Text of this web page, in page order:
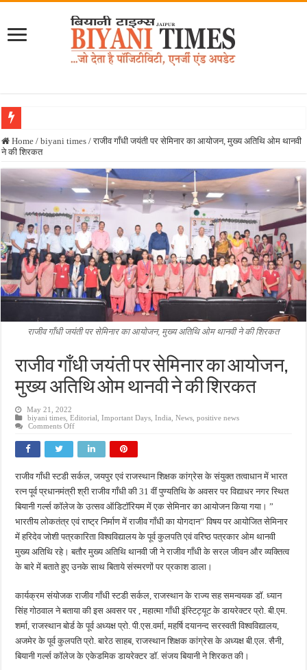
Home / biyani times / राजीव गाँधी जयंती पर सेमिनार का आयोजन, मुख्य अतिथि ओम थानवी
ने की शिरकत
राजीव गाँधी जयंती पर सेमिनार का आयोजन, मुख्य अतिथि ओम थानवी ने की शिरकत
राजीव गाँधी जयंती पर सेमिनार का आयोजन,
मुख्य अतिथि ओम थानवी ने की शिरकत
May 21, 2022
biyani times ,Editorial ,Important Days ,India ,News ,positive news
Comments Offon
गाँधी
जयंती
पर
का
आयोजन,
मुख्य
अतिथि
थानवी
की
शिरकत
राजीव गाँधी स्टडी सर्कल, जयपुर एवं राजस्थान शिक्षक कांग्रेस के संयुक्त तत्वाधान में भारत
रत्न पूर्व प्रधानमंत्री श्री राजीव गाँधी की 31 वीं पुण्यतिथि के अवसर पर विद्याधर नगर स्थित
बियानी गर्ल्स कॉलेज के उत्सव ऑडिटॉरियम में एक सेमिनार का आयोजन किया गया। ”
भारतीय लोकतंत्र एवं राष्ट्र निर्माण में राजीव गाँधी का योगदान” विषय पर आयोजित सेमिनार
में हरिदेव जोशी पत्रकारिता विश्वविद्यालय के पूर्व कुलपति एवं वरिष्ठ पत्रकार ओम थानवी
मुख्य अतिथि रहे। बतौर मुख्य अतिथि थानवी जी ने राजीव गाँधी के सरल जीवन और व्यक्तित्व
के बारे में बताते हुए उनके साथ बिताये संस्मरणों पर प्रकाश डाला।
कार्यक्रम संयोजक राजीव गाँधी स्टडी सर्कल, राजस्थान के राज्य सह समन्वयक डॉ. ध्यान
सिंह गोठवाल ने बताया की इस अवसर पर , महात्मा गाँधी इंस्टिट्यूट के डायरेक्टर प्रो. बी.एम.
शर्मा, राजस्थान बोर्ड के पूर्व अध्यक्ष प्रो. पी.एस.वर्मा, महर्षि दयानन्द सरस्वती विश्वविद्यालय,
अजमेर के पूर्व कुलपति प्रो. बारेठ साहब, राजस्थान शिक्षक कांग्रेस के अध्यक्ष बी.एल. सैनी,
बियानी गर्ल्स कॉलेज के एकेडमिक डायरेक्टर डॉ. संजय बियानी ने शिरकत की।